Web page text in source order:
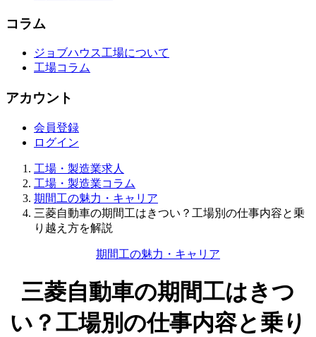
コラム
ジョブハウス工場について
工場コラム
アカウント
会員登録
ログイン
工場・製造業求人
工場・製造業コラム
期間工の魅力・キャリア
三菱自動車の期間工はきつい？工場別の仕事内容と乗
り越え方を解説
期間工の魅力・キャリア
三菱自動車の期間工はきつ
い？工場別の仕事内容と乗り